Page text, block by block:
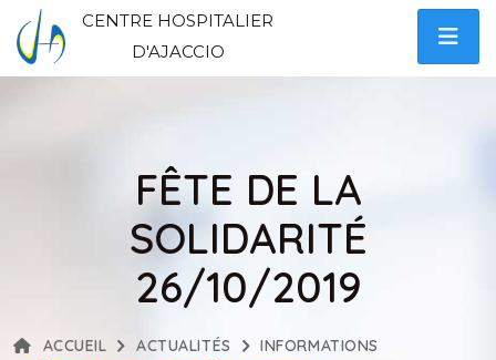
CENTRE HOSPITALIER
D'AJACCIO
FÊTE DE LA
SOLIDARITÉ
26/10/2019
ACCUEIL ACTUALITÉS
INFORMATIONS